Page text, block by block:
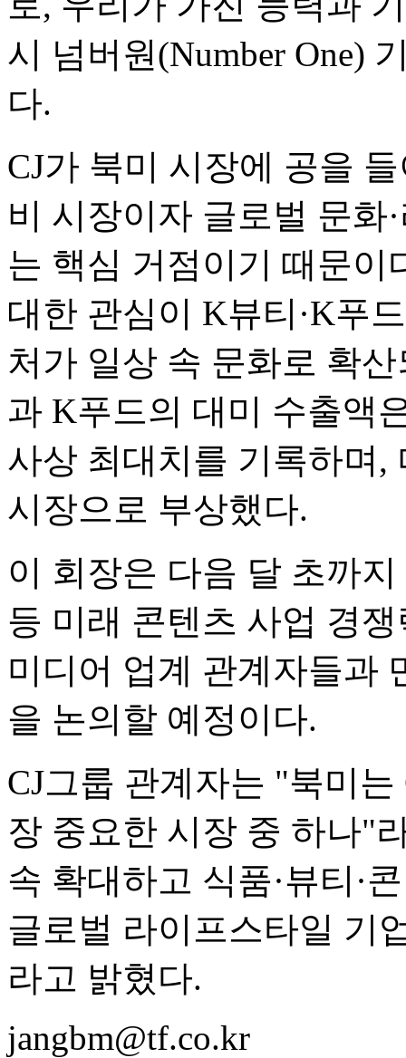
시 넘버원(Number One)
다.
CJ가 북미 시장에 공을
비 시장이자 글로벌 문화
는 핵심 거점이기 때문
대한 관심이 K뷰티·K푸
처가 일상 속 문화로 확
과 K푸드의 대미 수출액
사상 최대치를 기록하며,
시장으로 부상했다.
이 회장은 다음 달 초까
등 미래 콘텐츠 사업 경
미디어 업계 관계자들과
을 논의할 예정이다.
CJ그룹 관계자는 "북미
장 중요한 시장 중 하나"
속 확대하고 식품·뷰티·
글로벌 라이프스타일 기
라고 밝혔다.
jangbm@tf.co.kr